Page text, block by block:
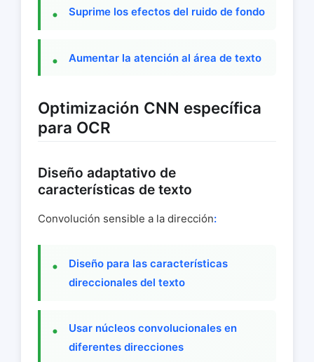
Suprime los efectos del ruido de fondo
Aumentar la atención al área de texto
Optimización CNN específica
para OCR
Diseño adaptativo de
características de texto
Convolución sensible a la dirección:
Diseño para las características
direccionales del texto
Usar núcleos convolucionales en
diferentes direcciones